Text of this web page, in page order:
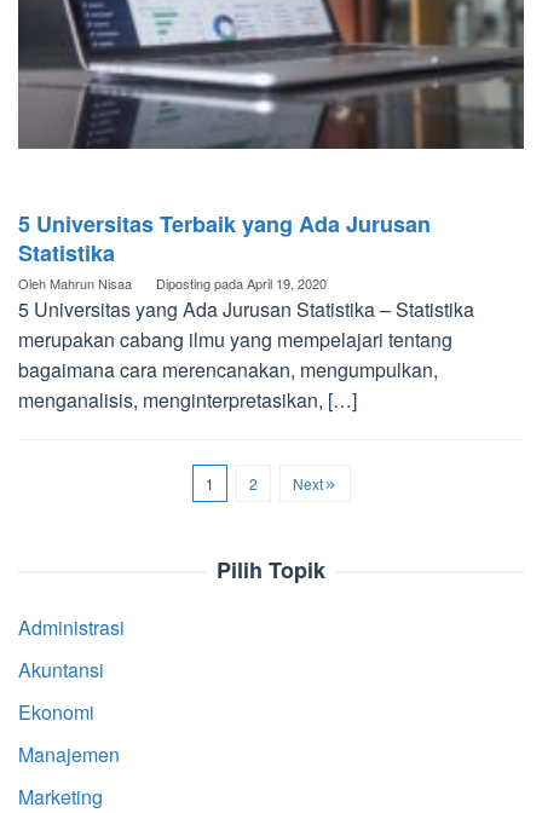
5 Universitas Terbaik yang Ada Jurusan
Statistika
OlehMahrun Nisaa Diposting padaApril 19, 2020
5 Universitas yang Ada Jurusan Statistika – Statistika
merupakan cabang ilmu yang mempelajari tentang
bagaimana cara merencanakan, mengumpulkan,
menganalisis, menginterpretasikan, […]
1 2 Next
Pilih Topik
Administrasi
Akuntansi
Ekonomi
Manajemen
Marketing